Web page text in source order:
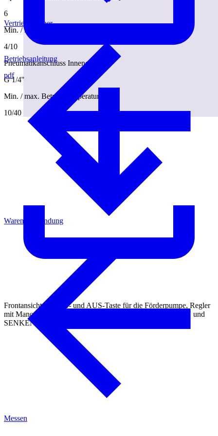
Frontansicht mit EIN- und AUS-Taste für die Förderpumpe, Regler
mit Manometer Folgeplattendruck und Drehschalter HEBEN und
SENKEN der pneumatischen Hebevorrichtung
6
Min. / max. pneum. Betriebsdruck [bar]
4/10
Pneumatikanschluss Innengewinde
G 1/4''
Min. / max. Betriebstemperatur [°C]
10/40
Betriebsanleitung
pdf
Vertriebspartner
Warenrücksendung
Messen